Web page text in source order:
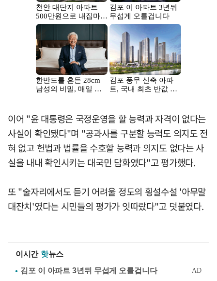
이어 "윤 대통령은 국정운영을 할 능력과 자격이 없다는
사실이 확인됐다"며 "공과사를 구분할 능력도 의지도 전
혀 없고 헌법과 법률을 수호할 능력과 의지도 없다는 사
실을 내내 확인시키는 대국민 담화였다"고 평가했다.
또 "술자리에서도 듣기 어려울 정도의 횡설수설 '아무말
대잔치'였다는 시민들의 평가가 잇따랐다"고 덧붙였다.
이시간 핫뉴스